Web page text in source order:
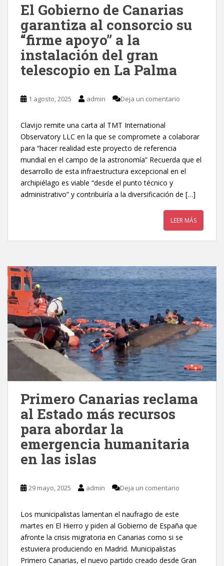
El Gobierno de Canarias
garantiza al consorcio su
“firme apoyo” a la
instalación del gran
telescopio en La Palma
1 agosto, 2025 admin Deja un comentario
Clavijo remite una carta al TMT International
Observatory LLC en la que se compromete a colaborar
para “hacer realidad este proyecto de referencia
mundial en el campo de la astronomía” Recuerda que el
desarrollo de esta infraestructura excepcional en el
archipiélago es viable “desde el punto técnico y
administrativo” y contribuiría a la diversificación de […]
LEER MÁS
Primero Canarias reclama
al Estado más recursos
para abordar la
emergencia humanitaria
en las islas
29 mayo, 2025 admin Deja un comentario
Los municipalistas lamentan el naufragio de este
martes en El Hierro y piden al Gobierno de España que
afronte la crisis migratoria en Canarias como si se
estuviera produciendo en Madrid. Municipalistas
Primero Canarias, el nuevo partido creado desde Gran